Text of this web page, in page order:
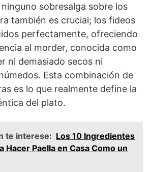
sobresalga sobre los
también es crucial; los fideos
perfectamente, ofreciendo
al morder, conocida como
ni demasiado secos ni
Esta combinación de
es lo que realmente define la
del plato.
te interese: Los 10 Ingredientes
Hacer Paella en Casa Como un